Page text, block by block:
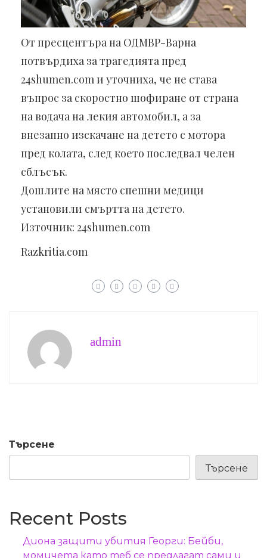
От пресцентъра на ОДМВР-Варна
потвърдиха за трагедията пред
24shumen.com и уточниха, че не става
въпрос за скоростно шофиране от страна
на водача на лекия автомобил, а за
внезапно изскачане на детето с мотора
пред колата, след което последвал челен
сблъсък.
Дошлите на място спешни медици
установили смъртта на детето.
Източник: 24shumen.com
Razkritia.com
admin
Търсене
Търсене
Recent Posts
Диона защити убития Георги: Бейби,
момичета като теб се предлагат сами и